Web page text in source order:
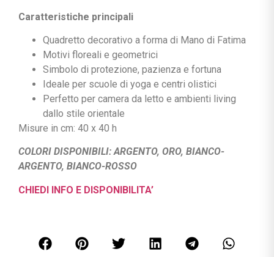
Caratteristiche principali
Quadretto decorativo a forma di Mano di Fatima
Motivi floreali e geometrici
Simbolo di protezione, pazienza e fortuna
Ideale per scuole di yoga e centri olistici
Perfetto per camera da letto e ambienti living
dallo stile orientale
Misure in cm: 40 x 40 h
COLORI DISPONIBILI: ARGENTO, ORO, BIANCO-
ARGENTO, BIANCO-ROSSO
CHIEDI INFO E DISPONIBILITA’